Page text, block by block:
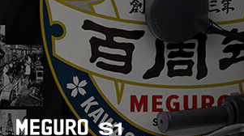
ACCESSORIES & APPAREL
PROMOTION
NEWS